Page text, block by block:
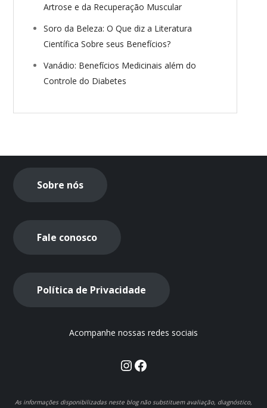
Artrose e da Recuperação Muscular
Soro da Beleza: O Que diz a Literatura
Científica Sobre seus Benefícios?
Vanádio: Benefícios Medicinais além do
Controle do Diabetes
Sobre nós
Fale conosco
Política de Privacidade
Acompanhe nossas redes sociais
Instagram
Facebook
As informações disponibilizadas neste blog não substituem avaliação, diagnóstico,